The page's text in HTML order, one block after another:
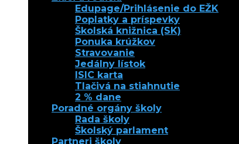
Edupage/Prihlásenie do EŽK
Poplatky a príspevky
Školská knižnica (SK)
Ponuka krúžkov
Stravovanie
Jedálny lístok
ISIC karta
Tlačivá na stiahnutie
2 % dane
Poradné orgány školy
Rada školy
Školský parlament
Partneri školy